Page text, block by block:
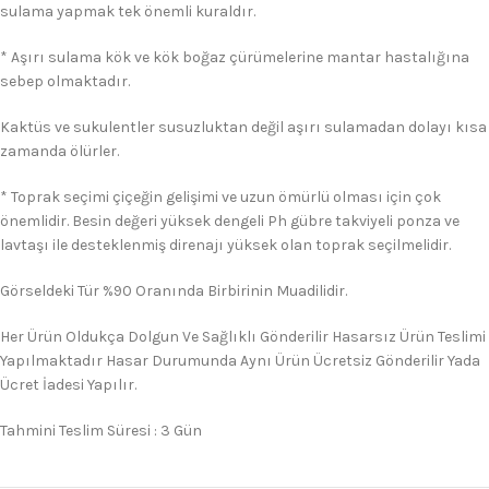
sulama yapmak tek önemli kuraldır.
* Aşırı sulama kök ve kök boğaz çürümelerine mantar hastalığına
sebep olmaktadır.
Kaktüs ve sukulentler susuzluktan değil aşırı sulamadan dolayı kısa
zamanda ölürler.
* Toprak seçimi çiçeğin gelişimi ve uzun ömürlü olması için çok
önemlidir. Besin değeri yüksek dengeli Ph gübre takviyeli ponza ve
lavtaşı ile desteklenmiş direnajı yüksek olan toprak seçilmelidir.
Görseldeki Tür %90 Oranında Birbirinin Muadilidir.
Her Ürün Oldukça Dolgun Ve Sağlıklı Gönderilir Hasarsız Ürün Teslimi
Yapılmaktadır Hasar Durumunda Aynı Ürün Ücretsiz Gönderilir Yada
Ücret İadesi Yapılır.
Tahmini Teslim Süresi : 3 Gün